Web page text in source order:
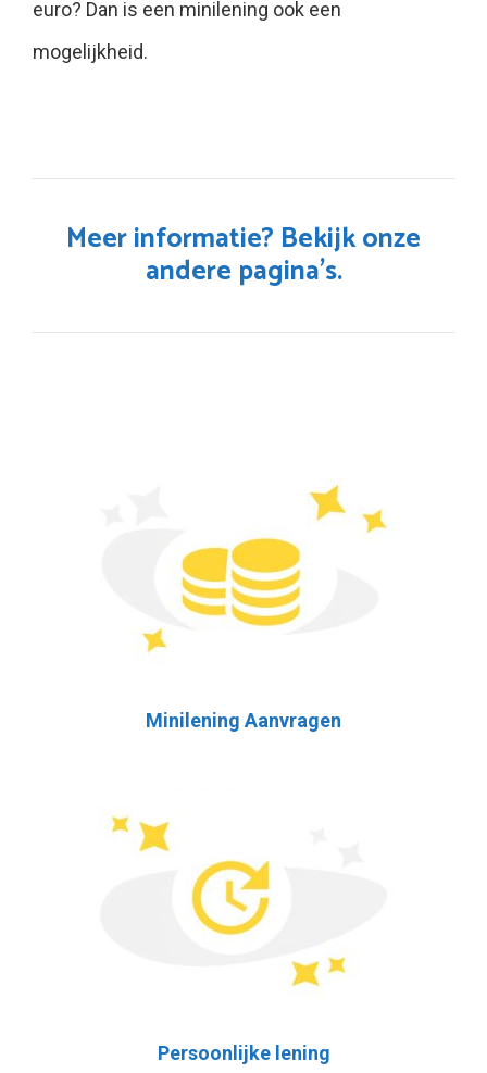
euro? Dan is een minilening ook een
mogelijkheid.
Meer informatie? Bekijk onze
andere pagina’s.
Minilening Aanvragen
Persoonlijke lening